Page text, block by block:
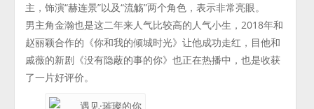
主，饰演“赫连景”以及“流觞”两个角色，表示非常亮眼。
男主角金瀚也是这二年来人气比较高的人气小生，2018年和
赵丽颖合作的《你和我的倾城时光》让他成功走红，目他和
戚薇的新剧《没有隐蔽的事的你》也正在热播中，也是收获
了一片好评价。